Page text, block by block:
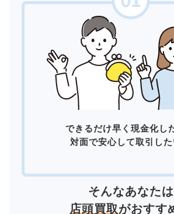
できるだけ早く現金化し
対面で安心して取引した
そんなあなたは
店頭買取がおすす